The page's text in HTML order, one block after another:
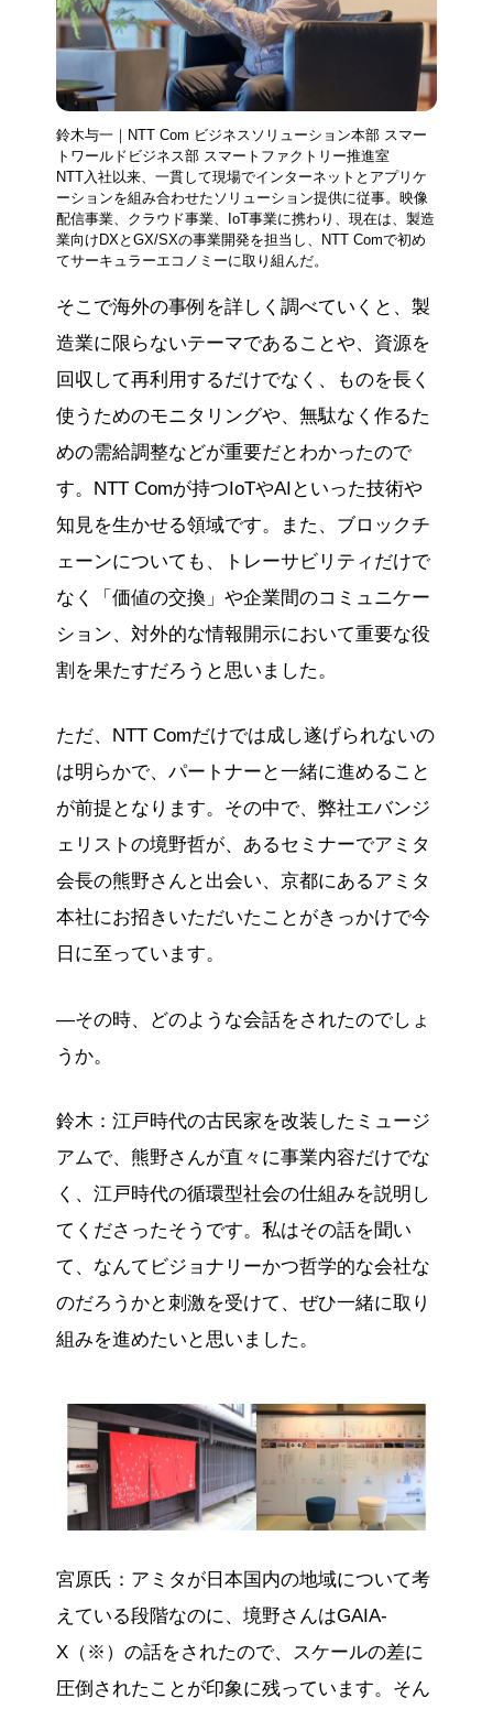
鈴木与一｜NTT Com ビジネスソリューション本部 スマー
トワールドビジネス部 スマートファクトリー推進室
NTT入社以来、一貫して現場でインターネットとアプリケ
ーションを組み合わせたソリューション提供に従事。映像
配信事業、クラウド事業、IoT事業に携わり、現在は、製造
業向けDXとGX/SXの事業開発を担当し、NTT Comで初め
てサーキュラーエコノミーに取り組んだ。
そこで海外の事例を詳しく調べていくと、製
造業に限らないテーマであることや、資源を
回収して再利用するだけでなく、ものを長く
使うためのモニタリングや、無駄なく作るた
めの需給調整などが重要だとわかったので
す。NTT Comが持つIoTやAIといった技術や
知見を生かせる領域です。また、ブロックチ
ェーンについても、トレーサビリティだけで
なく「価値の交換」や企業間のコミュニケー
ション、対外的な情報開示において重要な役
割を果たすだろうと思いました。
ただ、NTT Comだけでは成し遂げられないの
は明らかで、パートナーと一緒に進めること
が前提となります。その中で、弊社エバンジ
ェリストの境野哲が、あるセミナーでアミタ
会長の熊野さんと出会い、京都にあるアミタ
本社にお招きいただいたことがきっかけで今
日に至っています。
―その時、どのような会話をされたのでしょ
うか。
鈴木：江戸時代の古民家を改装したミュージ
アムで、熊野さんが直々に事業内容だけでな
く、江戸時代の循環型社会の仕組みを説明し
てくださったそうです。私はその話を聞い
て、なんてビジョナリーかつ哲学的な会社な
のだろうかと刺激を受けて、ぜひ一緒に取り
組みを進めたいと思いました。
宮原氏：アミタが日本国内の地域について考
えている段階なのに、境野さんはGAIA-
X（※）の話をされたので、スケールの差に
圧倒されたことが印象に残っています。そん